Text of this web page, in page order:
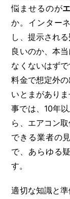
悩ませるのが
か。インター
し、提示される
良いのか、本
なくないはず
料金で想定外
いとまがあり
事では、10年
ら、エアコン
できる業者の
で、あらゆる
す。
適切な知識と